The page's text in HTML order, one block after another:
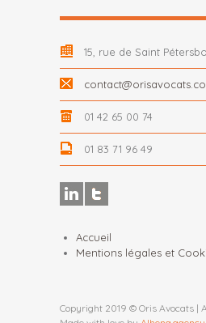
15, rue de Saint
01 42 65 00 74
01 83 71 96 49
Accueil
Mentions légales et
Copyright 2019 © Oris Avocats |